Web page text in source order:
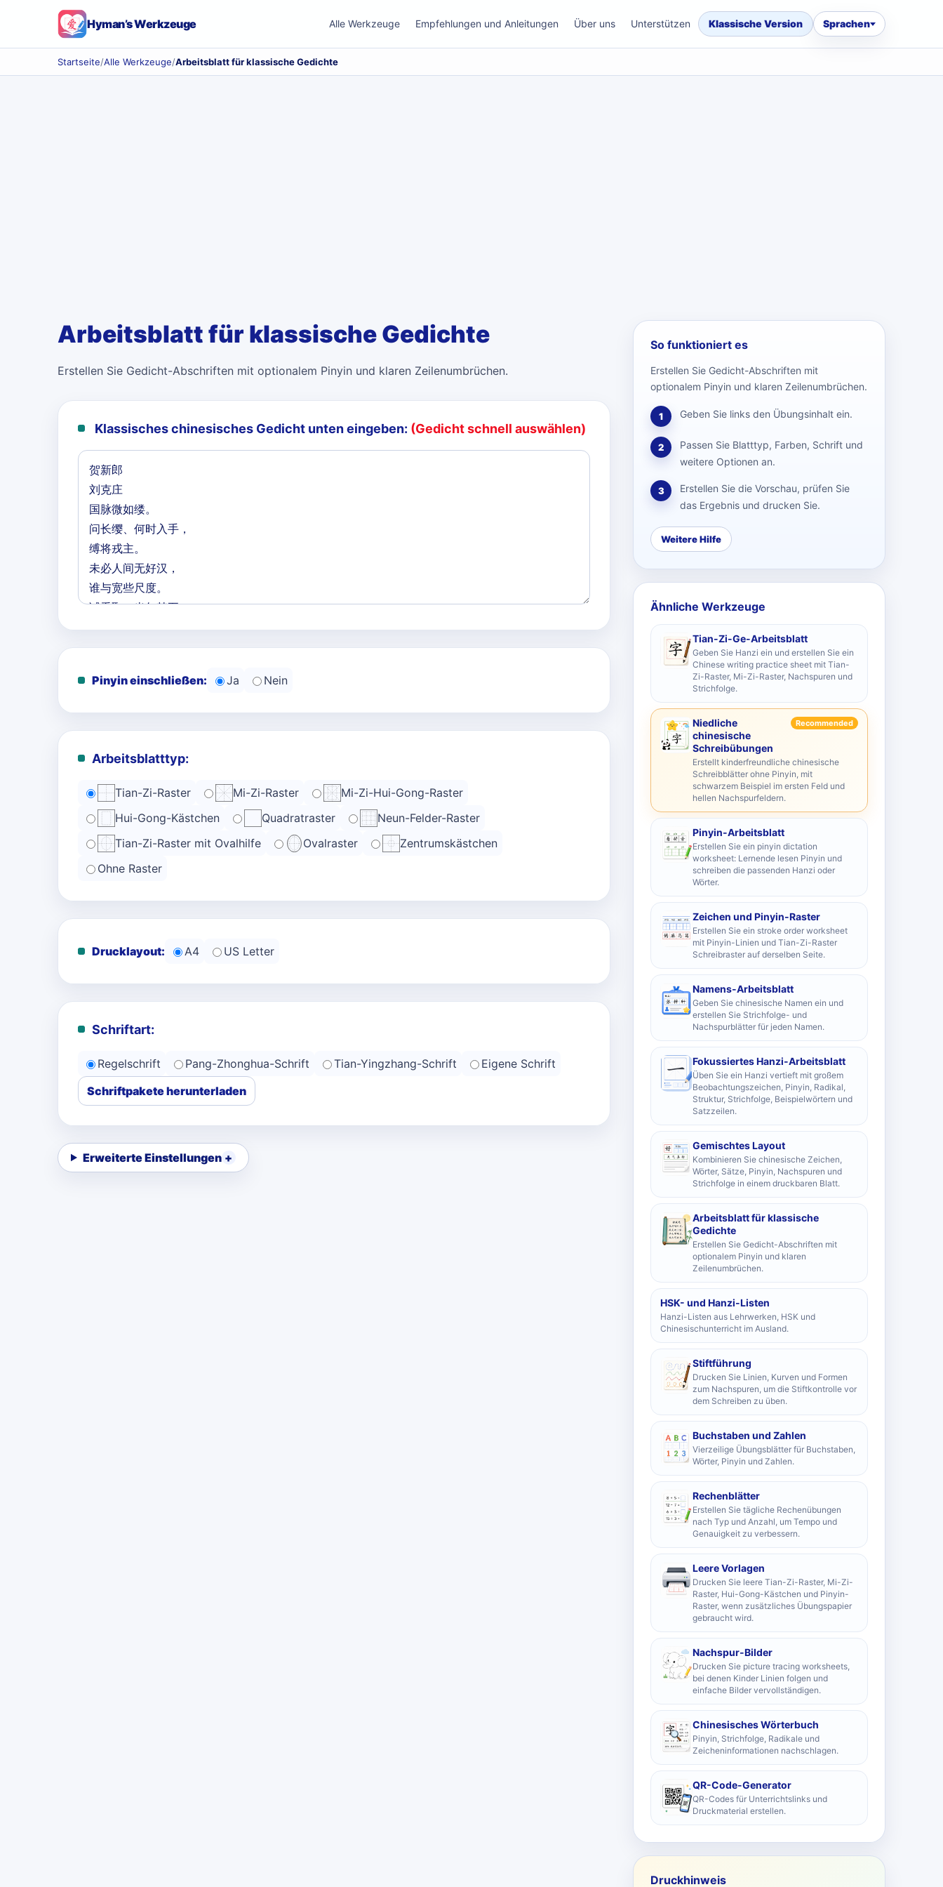
Hyman’s Werkzeuge Alle Werkzeuge Empfehlungen und Anleitungen Über uns Unterstützen Klassische Version Sprachen
Startseite/Alle Werkzeuge/Arbeitsblatt für klassische Gedichte
Arbeitsblatt für klassische Gedichte
Erstellen Sie Gedicht-Abschriften mit optionalem Pinyin und klaren Zeilenumbrüchen.
Klassisches chinesisches Gedicht unten eingeben: (Gedicht schnell auswählen)
Pinyin einschließen: Ja Nein
Arbeitsblatttyp:
Tian-Zi-Raster Mi-Zi-Raster
Mi-Zi-Hui-Gong-Raster
Hui-Gong-Kästchen
Quadratraster
Neun-Felder-Raster
Tian-Zi-Raster mit Ovalhilfe
Ovalraster
Zentrumskästchen
Ohne Raster
Drucklayout: A4 US Letter
Schriftart:
Regelschrift Pang-Zhonghua-Schrift Tian-Yingzhang-Schrift
Eigene Schrift
Schriftpakete herunterladen
Erweiterte Einstellungen
So funktioniert es
Erstellen Sie Gedicht-Abschriften mit
optionalem Pinyin und klaren Zeilenumbrüchen.
1 Geben Sie links den Übungsinhalt ein.
2
Passen Sie Blatttyp, Farben, Schrift und
weitere Optionen an.
3
Erstellen Sie die Vorschau, prüfen Sie
das Ergebnis und drucken Sie.
Weitere Hilfe
Ähnliche Werkzeuge
Tian-Zi-Ge-Arbeitsblatt
Geben Sie Hanzi ein und erstellen Sie ein
Chinese writing practice sheet mit Tian-
Zi-Raster, Mi-Zi-Raster, Nachspuren und
Strichfolge.
Niedliche
chinesische
Schreibübungen
Recommended
Erstellt kinderfreundliche chinesische
Schreibblätter ohne Pinyin, mit
schwarzem Beispiel im ersten Feld und
hellen Nachspurfeldern.
Pinyin-Arbeitsblatt
Erstellen Sie ein pinyin dictation
worksheet: Lernende lesen Pinyin und
schreiben die passenden Hanzi oder
Wörter.
Zeichen und Pinyin-Raster
Erstellen Sie ein stroke order worksheet
mit Pinyin-Linien und Tian-Zi-Raster
Schreibraster auf derselben Seite.
Namens-Arbeitsblatt
Geben Sie chinesische Namen ein und
erstellen Sie Strichfolge- und
Nachspurblätter für jeden Namen.
Fokussiertes Hanzi-Arbeitsblatt
Üben Sie ein Hanzi vertieft mit großem
Beobachtungszeichen, Pinyin, Radikal,
Struktur, Strichfolge, Beispielwörtern und
Satzzeilen.
Gemischtes Layout
Kombinieren Sie chinesische Zeichen,
Wörter, Sätze, Pinyin, Nachspuren und
Strichfolge in einem druckbaren Blatt.
Arbeitsblatt für klassische
Gedichte
Erstellen Sie Gedicht-Abschriften mit
optionalem Pinyin und klaren
Zeilenumbrüchen.
HSK- und Hanzi-Listen
Hanzi-Listen aus Lehrwerken, HSK und
Chinesischunterricht im Ausland.
Stiftführung
Drucken Sie Linien, Kurven und Formen
zum Nachspuren, um die Stiftkontrolle vor
dem Schreiben zu üben.
Buchstaben und Zahlen
Vierzeilige Übungsblätter für Buchstaben,
Wörter, Pinyin und Zahlen.
Rechenblätter
Erstellen Sie tägliche Rechenübungen
nach Typ und Anzahl, um Tempo und
Genauigkeit zu verbessern.
Leere Vorlagen
Drucken Sie leere Tian-Zi-Raster, Mi-Zi-
Raster, Hui-Gong-Kästchen und Pinyin-
Raster, wenn zusätzliches Übungspapier
gebraucht wird.
Nachspur-Bilder
Drucken Sie picture tracing worksheets,
bei denen Kinder Linien folgen und
einfache Bilder vervollständigen.
Chinesisches Wörterbuch
Pinyin, Strichfolge, Radikale und
Zeicheninformationen nachschlagen.
QR-Code-Generator
QR-Codes für Unterrichtslinks und
Druckmaterial erstellen.
Druckhinweis